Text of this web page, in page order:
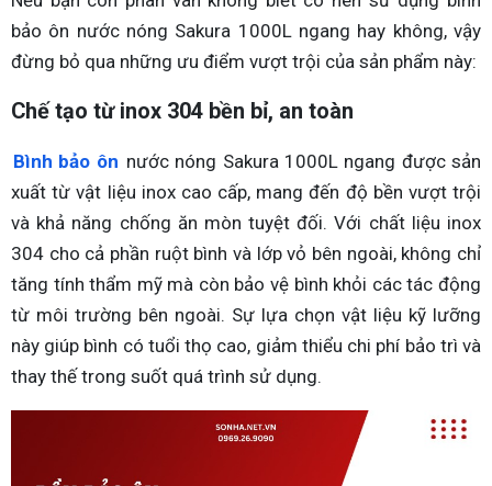
bảo ôn nước nóng Sakura 1000L ngang hay không, vậy
đừng bỏ qua những ưu điểm vượt trội của sản phẩm này:
Chế tạo từ inox 304 bền bỉ, an toàn
Bình bảo ôn nước nóng Sakura 1000L ngang được sản
xuất từ vật liệu inox cao cấp, mang đến độ bền vượt trội
và khả năng chống ăn mòn tuyệt đối. Với chất liệu inox
304 cho cả phần ruột bình và lớp vỏ bên ngoài, không chỉ
tăng tính thẩm mỹ mà còn bảo vệ bình khỏi các tác động
từ môi trường bên ngoài. Sự lựa chọn vật liệu kỹ lưỡng
này giúp bình có tuổi thọ cao, giảm thiểu chi phí bảo trì và
thay thế trong suốt quá trình sử dụng.